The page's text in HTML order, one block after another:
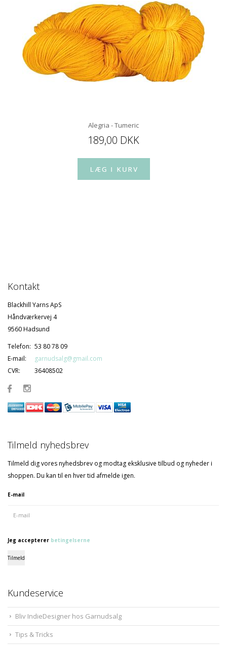
Alegria - Tumeric
189,00 DKK
Kontakt
Blackhill Yarns ApS
Håndværkervej 4
9560 Hadsund
Telefon: 53 80 78 09
E-mail:
garnudsalg@gmail.com
CVR:
36408502
Tilmeld nyhedsbrev
Tilmeld dig vores nyhedsbrev og modtag eksklusive tilbud og nyheder i
shoppen. Du kan til en hver tid afmelde igen.
E-mail
Jeg accepterer betingelserne
Tilmeld
Kundeservice
Bliv IndieDesigner hos Garnudsalg
Tips & Tricks